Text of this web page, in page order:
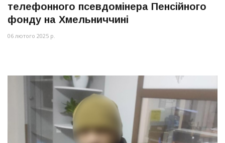
телефонного псевдомінера Пенсійного
фонду на Хмельниччині
06 лютого 2025 р.